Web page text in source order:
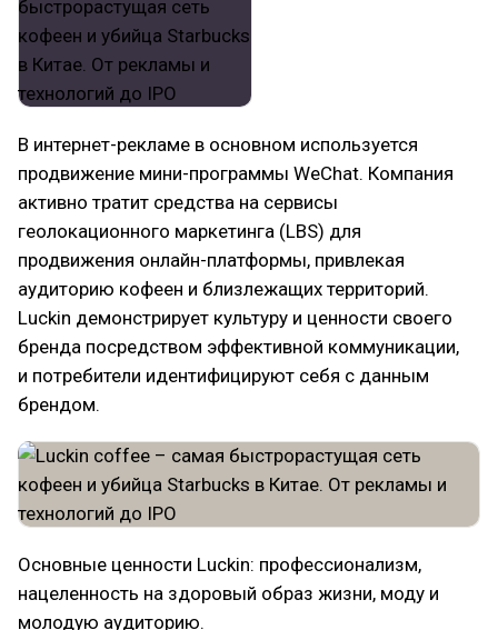
В интернет-рекламе в основном используется
продвижение мини-программы WeChat. Компания
активно тратит средства на сервисы
геолокационного маркетинга (LBS) для
продвижения онлайн-платформы, привлекая
аудиторию кофеен и близлежащих территорий.
Luckin демонстрирует культуру и ценности своего
бренда посредством эффективной коммуникации,
и потребители идентифицируют себя с данным
брендом.
Основные ценности Luckin: профессионализм,
нацеленность на здоровый образ жизни, моду и
молодую аудиторию.